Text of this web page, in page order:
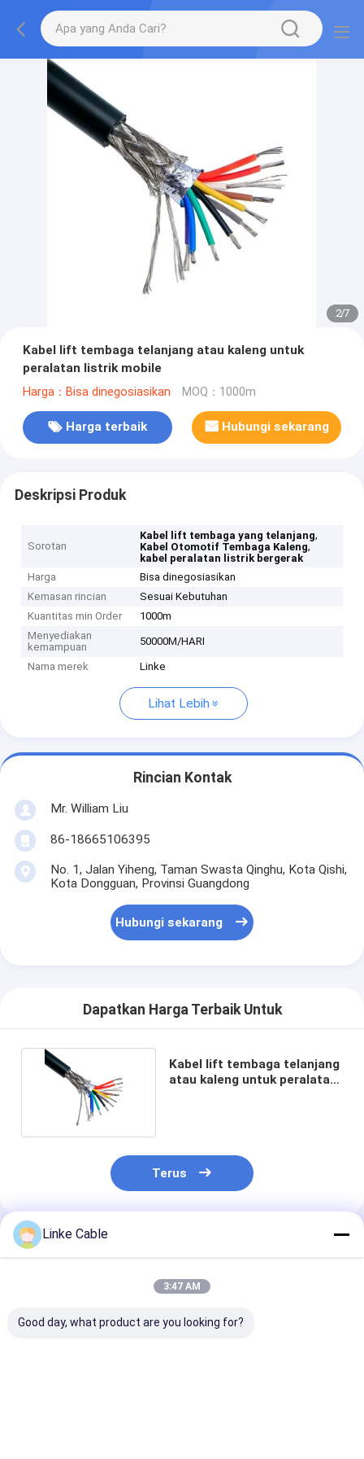
2/7
Kabel lift tembaga telanjang atau kaleng untuk
peralatan listrik mobile
Harga：Bisa dinegosiasikan MOQ：1000m
Harga terbaik Hubungi sekarang
Deskripsi Produk
Sorotan
Kabel lift tembaga yang telanjang,
Kabel Otomotif Tembaga Kaleng,
kabel peralatan listrik bergerak
Harga
Bisa dinegosiasikan
Kemasan rincian
Sesuai Kebutuhan
Kuantitas min Order
1000m
Menyediakan
kemampuan
50000M/HARI
Nama merek Linke
Lihat Lebih
Rincian Kontak
Mr. William Liu
86-18665106395
No. 1, Jalan Yiheng, Taman Swasta Qinghu, Kota Qishi,
Kota Dongguan, Provinsi Guangdong
Hubungi sekarang
Dapatkan Harga Terbaik Untuk
Kabel lift tembaga telanjang
atau kaleng untuk peralatan
Terus
Rekomendasi Produk
Linke Cable
3:47 AM
Good day, what product are you looking for?